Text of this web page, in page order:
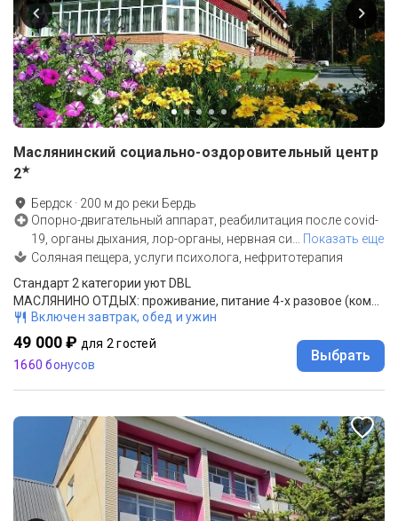
Маслянинский социально-оздоровительный центр
2★
Бердск · 200 м до реки Бердь
Опорно-двигательный аппарат, реабилитация после covid-
19, органы дыхания, лор-органы, нервная си
Показать еще
Соляная пещера, услуги психолога, нефритотерапия
Стандарт 2 категории уют DBL
Включен завтрак, обед и ужин
49 000 ₽ для 2 гостей
1660 бонусов
Выбрать